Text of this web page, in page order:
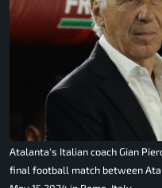
Atalanta's Italian coach Gian
final football match between